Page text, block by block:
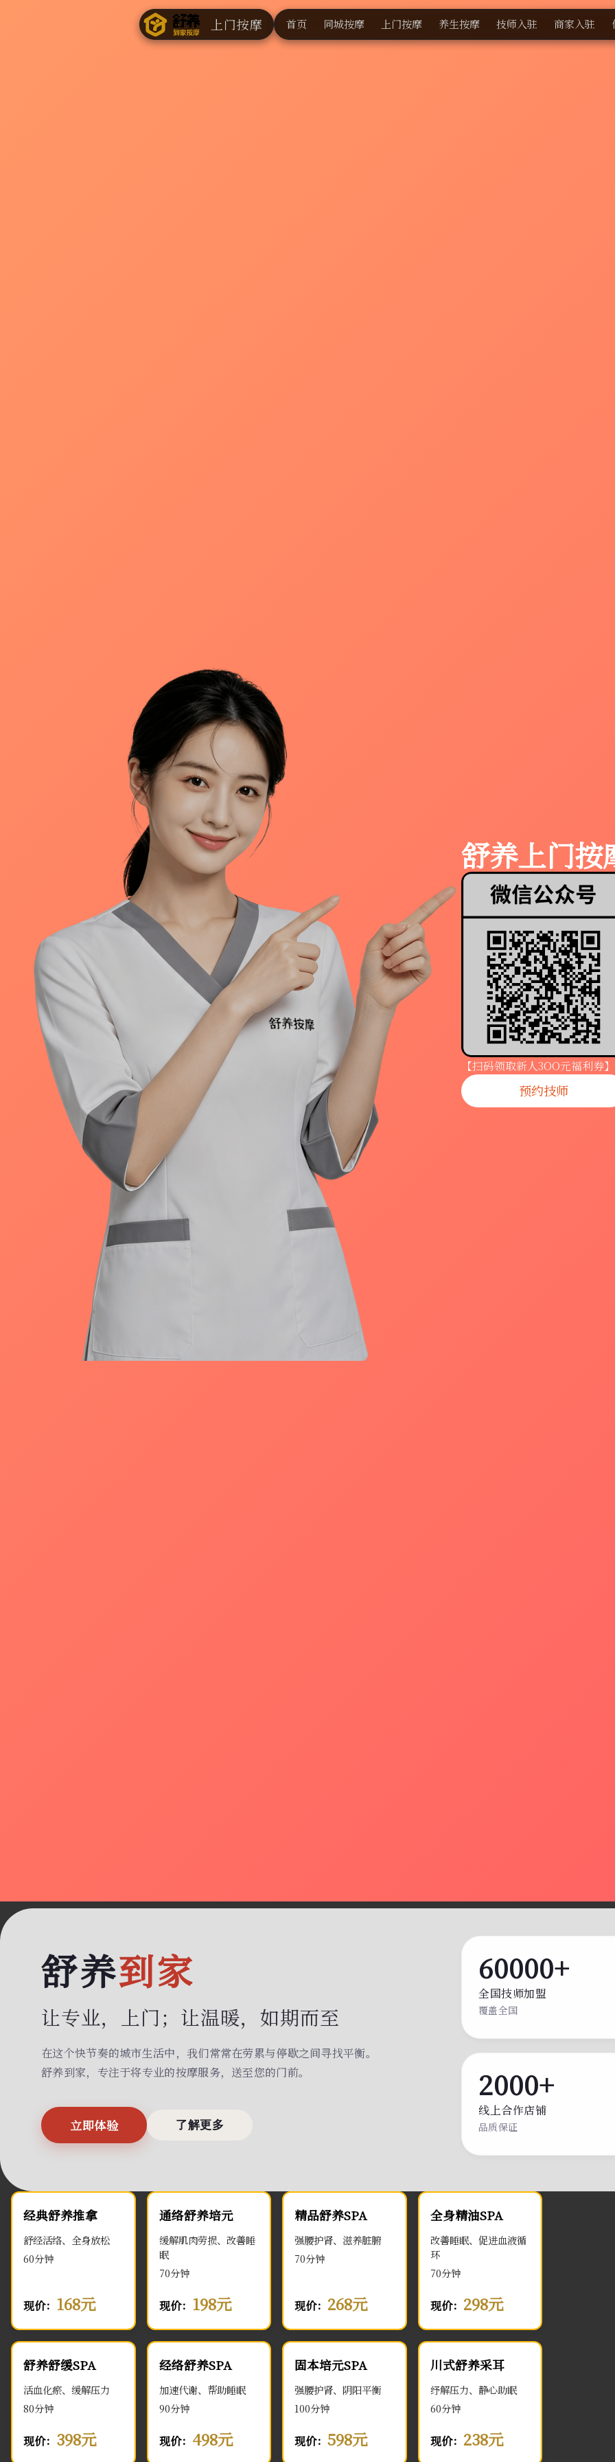
上门按摩 首页 同城按摩 上门按摩 养生按摩 技师入驻 商家入驻
舒养上门按
【扫码领取新人3OO元福利券】
预约技师
舒养到家
让专业，上门； 让温暖，如期而至
在这个快节奏的城市生活中，我们常常在劳累与停歇之间寻找平衡。
舒养到家，专注于将专业的按摩服务，送至您的门前。
立即体验 了解更多
60000+
全国技师加盟
覆盖全国
2000+
线上合作店铺
品质保证
经典舒养推拿
舒经活络、全身放松
60分钟
现价： 168元
通络舒养培元
缓解肌肉劳损、改善睡
眠
70分钟
现价： 198元
精品舒养SPA
强腰护肾、滋养脏腑
70分钟
现价： 268元
全身精油SPA
改善睡眠、促进血液循
环
70分钟
现价： 298元
舒养舒缓SPA
活血化瘀、缓解压力
80分钟
现价： 398元
经络舒养SPA
加速代谢、帮助睡眠
90分钟
现价： 498元
固本培元SPA
强腰护肾、阴阳平衡
100分钟
现价：598元
川式舒养采耳
纾解压力、静心助眠
60分钟
现价： 238元